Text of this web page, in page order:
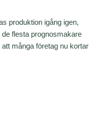
produktion igång igen,
flesta prognosmakare
många företag nu kortar